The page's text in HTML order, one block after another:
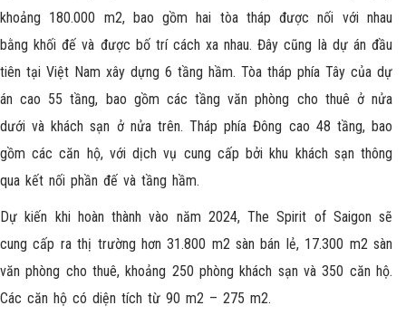
khoảng 180.000 m2, bao gồm hai tòa tháp được nối với nhau
bằng khối đế và được bố trí cách xa nhau. Đây cũng là dự án đầu
tiên tại Việt Nam xây dựng 6 tầng hầm. Tòa tháp phía Tây của dự
án cao 55 tầng, bao gồm các tầng văn phòng cho thuê ở nửa
dưới và khách sạn ở nửa trên. Tháp phía Đông cao 48 tầng, bao
gồm các căn hộ, với dịch vụ cung cấp bởi khu khách sạn thông
qua kết nối phần đế và tầng hầm.
Dự kiến khi hoàn thành vào năm 2024, The Spirit of Saigon sẽ
cung cấp ra thị trường hơn 31.800 m2 sàn bán lẻ, 17.300 m2 sàn
văn phòng cho thuê, khoảng 250 phòng khách sạn và 350 căn hộ.
Các căn hộ có diện tích từ 90 m2 – 275 m2.